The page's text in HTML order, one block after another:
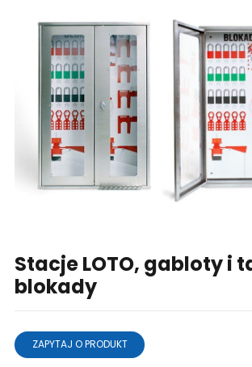
Stacje LOTO, gabloty i
blokady
ZAPYTAJ O PRODUKT